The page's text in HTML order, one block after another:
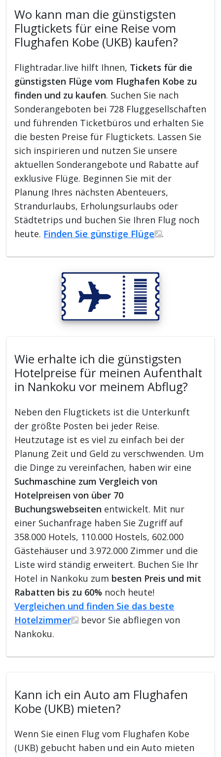
Wo kann man die günstigsten
Flugtickets für eine Reise vom
Flughafen Kobe (UKB) kaufen?
Flightradar.live hilft Ihnen, Tickets für die
günstigsten Flüge vom Flughafen Kobe zu
finden und zu kaufen. Suchen Sie nach
Sonderangeboten bei 728 Fluggesellschaften
und führenden Ticketbüros und erhalten Sie
die besten Preise für Flugtickets. Lassen Sie
sich inspirieren und nutzen Sie unsere
aktuellen Sonderangebote und Rabatte auf
exklusive Flüge. Beginnen Sie mit der
Planung Ihres nächsten Abenteuers,
Strandurlaubs, Erholungsurlaubs oder
Städtetrips und buchen Sie Ihren Flug noch
heute. Finden Sie günstige Flüge .
Wie erhalte ich die günstigsten
Hotelpreise für meinen Aufenthalt
in Nankoku vor meinem Abflug?
Neben den Flugtickets ist die Unterkunft
der größte Posten bei jeder Reise.
Heutzutage ist es viel zu einfach bei der
Planung Zeit und Geld zu verschwenden. Um
die Dinge zu vereinfachen, haben wir eine
Suchmaschine zum Vergleich von
Hotelpreisen von über 70
Buchungswebseiten entwickelt. Mit nur
einer Suchanfrage haben Sie Zugriff auf
358.000 Hotels, 110.000 Hostels, 602.000
Gästehäuser und 3.972.000 Zimmer und die
Liste wird ständig erweitert. Buchen Sie Ihr
Hotel in Nankoku zum besten Preis und mit
Rabatten bis zu 60% noch heute!
Vergleichen und finden Sie das beste
Hotelzimmer
bevor Sie abfliegen von
Nankoku.
Kann ich ein Auto am Flughafen
Kobe (UKB) mieten?
Wenn Sie einen Flug vom Flughafen Kobe
(UKB) gebucht haben und ein Auto mieten